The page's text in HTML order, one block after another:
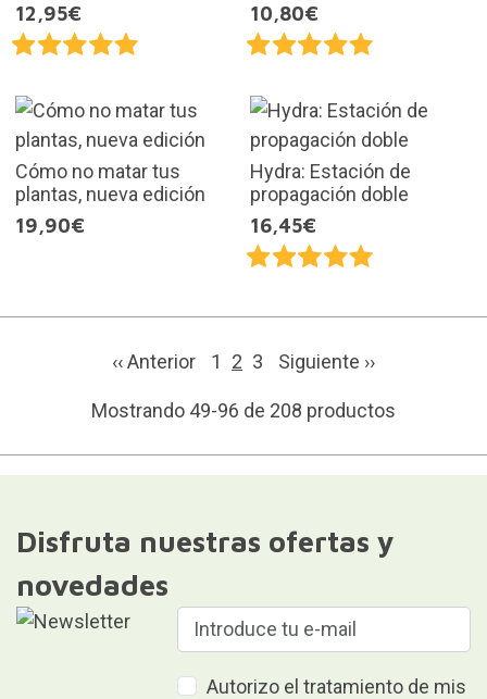
12,95€
10,80€
Cómo no matar tus
plantas, nueva edición
19,90€
Hydra: Estación de
propagación doble
16,45€
‹‹ Anterior 1 2 3 Siguiente ››
Mostrando 49-96 de 208 productos
Disfruta nuestras ofertas y
novedades
Autorizo el tratamiento de mis